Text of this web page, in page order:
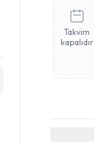
Takvim
kapalıdır